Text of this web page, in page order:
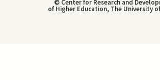
© Center for Research and
of Higher Education, The University